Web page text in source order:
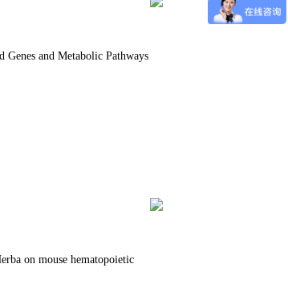
and Metabolic Pathways
on mouse hematopoietic